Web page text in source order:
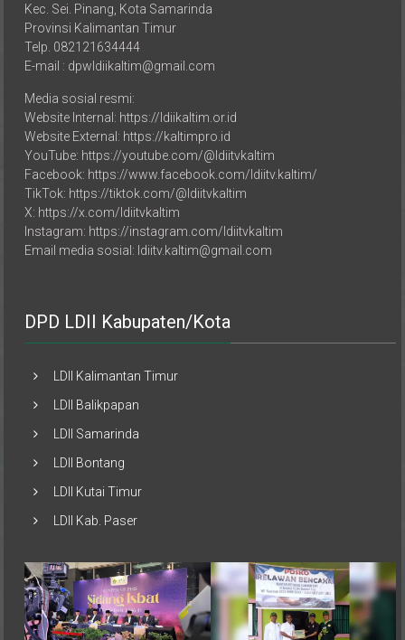
Provinsi Kalimantan Timur
Telp. 082121634444
E-mail : dpwldiikaltim@gmail.com
Website Internal: https://ldiikaltim.or.id
Website External: https://kaltimpro.id
YouTube: https://youtube.com/@ldiitvkaltim
Facebook: https://www.facebook.com/ldiitv.kaltim/
TikTok: https://tiktok.com/@ldiitvkaltim
X: https://x.com/ldiitvkaltim
Instagram: https://instagram.com/ldiitvkaltim
Email media sosial: ldiitv.kaltim@gmail.com
LDII Samarinda
LDII Kutai Timur